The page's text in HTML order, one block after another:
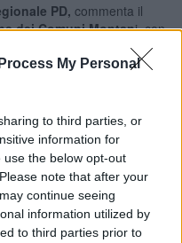
My Personal
to third parties, or
information for
the below opt-out
note that after your
continue seeing
information utilized by
to third parties prior to
PD, commenta il
dei Comuni Montani, con
e fragili, di diseguaglianze
periferie, di sproporzioni
Franchi - Poi però,
Governo Meloni e il ministro
“montani” restringendo i
pendenza. Cambiano i
di quei Comuni".